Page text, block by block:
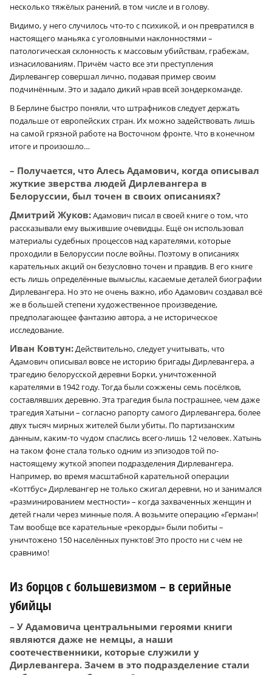
несколько тяжёлых ранений, в том числе и в голову.
Видимо, у него случилось что-то с психикой, и он превратился в
настоящего маньяка с уголовными наклонностями –
патологическая склонность к массовым убийствам, грабежам,
изнасилованиям. Причём часто все эти преступления
Дирлевангер совершал лично, подавая пример своим
подчинённым. Это и задало дикий нрав всей зондеркоманде.
В Берлине быстро поняли, что штрафников следует держать
подальше от европейских стран. Их можно задействовать лишь
на самой грязной работе на Восточном фронте. Что в конечном
итоге и произошло…
– Получается, что Алесь Адамович, когда описывал
жуткие зверства людей Дирлевангера в
Белоруссии, был точен в своих описаниях?
Дмитрий Жуков:Адамович писал в своей книге о том, что
рассказывали ему выжившие очевидцы. Ещё он использовал
материалы судебных процессов над карателями, которые
проходили в Белоруссии после войны. Поэтому в описаниях
карательных акций он безусловно точен и правдив. В его книге
есть лишь определённые вымыслы, касаемые деталей биографии
Дирлевангера. Но это не очень важно, ибо Адамович создавал всё
же в большей степени художественное произведение,
предполагающее фантазию автора, а не историческое
исследование.
Иван Ковтун:Действительно, следует учитывать, что
Адамович описывал вовсе не историю бригады Дирлевангера, а
трагедию белорусской деревни Борки, уничтоженной
карателями в 1942 году. Тогда были сожжены семь посёлков,
составлявших деревню. Эта трагедия была пострашнее, чем даже
трагедия Хатыни – согласно рапорту самого Дирлевангера, более
двух тысяч мирных жителей были убиты. По партизанским
данным, каким-то чудом спаслись всего-лишь 12 человек. Хатынь
на таком фоне стала только одним из эпизодов той по-
настоящему жуткой эпопеи подразделения Дирлевангера.
Например, во время масштабной карательной операции
«Коттбус» Дирлевангер не только сжигал деревни, но и занимался
«разминированием местности» – когда захваченных женщин и
детей гнали через минные поля. А возьмите операцию «Герман»!
Там вообще все карательные «рекорды» были побиты –
уничтожено 150 населённых пунктов! Это просто ни с чем не
сравнимо!
Из борцов с большевизмом – в серийные
убийцы
– У Адамовича центральными героями книги
являются даже не немцы, а наши
соотечественники, которые служили у
Дирлевангера. Зачем в это подразделение стали